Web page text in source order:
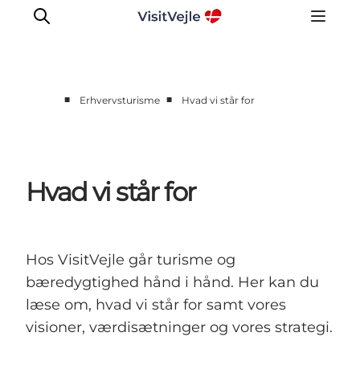
Strategi
Indsatser
■ Erhvervsturisme ■ Hvad vi står for
Hvad vi står for
Hos VisitVejle går turisme og
bæredygtighed hånd i hånd. Her kan du
læse om, hvad vi står for samt vores
visioner, værdisætninger og vores strategi.